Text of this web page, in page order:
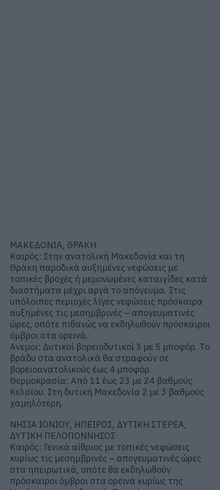
ΜΑΚΕΔΟΝΙΑ, ΘΡΑΚΗ
Καιρός: Στην ανατολική Μακεδονία και τη
Θράκη παροδικά αυξημένες νεφώσεις με
τοπικές βροχές ή μεμονωμένες καταιγίδες κατά
διαστήματα μέχρι αργά το απόγευμα. Στις
υπόλοιπες περιοχές λίγες νεφώσεις πρόσκαιρα
αυξημένες τις μεσημβρινές – απογευματινές
ώρες, οπότε πιθανώς να εκδηλωθούν πρόσκαιροι
όμβροι στα ορεινά.
Ανεμοι: Δυτικοί βορειοδυτικοί 3 με 5 μποφόρ. Το
βράδυ στα ανατολικά θα στραφούν σε
βορειοανατολικούς έως 4 μποφόρ.
Θερμοκρασία: Από 11 έως 23 με 24 βαθμούς
Κελσίου. Στη δυτική Μακεδονία 2 με 3 βαθμούς
χαμηλότερη.
ΝΗΣΙΑ ΙΟΝΙΟΥ, ΗΠΕΙΡΟΣ, ΔΥΤΙΚΗ ΣΤΕΡΕΑ,
ΔΥΤΙΚΗ ΠΕΛΟΠΟΝΝΗΣΟΣ
Καιρός: Γενικά αίθριος με τοπικές νεφώσεις
κυρίως τις μεσημβρινές – απογευματινές ώρες
στα ηπειρωτικά, οπότε θα εκδηλωθούν
πρόσκαιροι όμβροι στα ορεινά κυρίως της